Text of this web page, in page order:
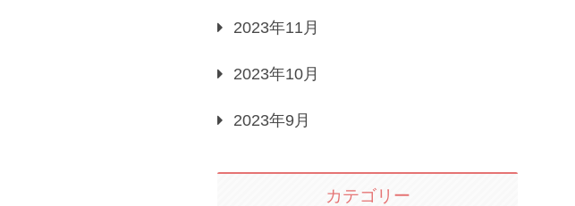
2023年11月
2023年10月
2023年9月
カテゴリー